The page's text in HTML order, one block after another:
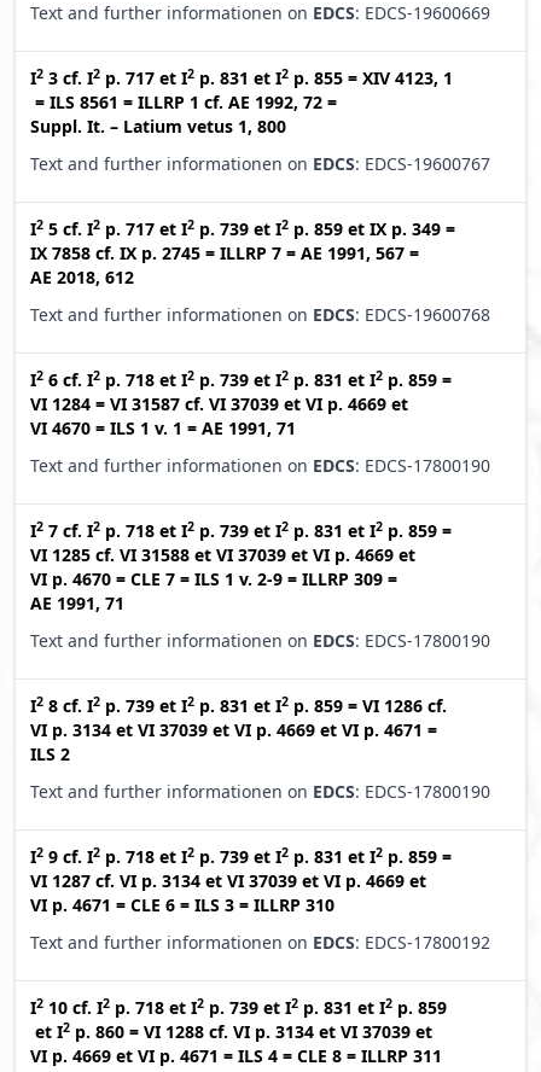
Text and further informationen on EDCS: EDCS-19600669
I2 3 cf. I2 p. 717 et I2 p. 831 et I2 p. 855 = XIV 4123, 1
= ILS 8561 = ILLRP 1 cf. AE 1992, 72 =
Suppl. It. – Latium vetus 1, 800
Text and further informationen on EDCS: EDCS-19600767
I2 5 cf. I2 p. 717 et I2 p. 739 et I2 p. 859 et IX p. 349 =
IX 7858 cf. IX p. 2745 = ILLRP 7 = AE 1991, 567 =
AE 2018, 612
Text and further informationen on EDCS: EDCS-19600768
I2 6 cf. I2 p. 718 et I2 p. 739 et I2 p. 831 et I2 p. 859 =
VI 1284 = VI 31587 cf. VI 37039 et VI p. 4669 et
VI 4670 = ILS 1 v. 1 = AE 1991, 71
Text and further informationen on EDCS: EDCS-17800190
I2 7 cf. I2 p. 718 et I2 p. 739 et I2 p. 831 et I2 p. 859 =
VI 1285 cf. VI 31588 et VI 37039 et VI p. 4669 et
VI p. 4670 = CLE 7 = ILS 1 v. 2-9 = ILLRP 309 =
AE 1991, 71
Text and further informationen on EDCS: EDCS-17800190
I2 8 cf. I2 p. 739 et I2 p. 831 et I2 p. 859 = VI 1286 cf.
VI p. 3134 et VI 37039 et VI p. 4669 et VI p. 4671 =
ILS 2
Text and further informationen on EDCS: EDCS-17800190
I2 9 cf. I2 p. 718 et I2 p. 739 et I2 p. 831 et I2 p. 859 =
VI 1287 cf. VI p. 3134 et VI 37039 et VI p. 4669 et
VI p. 4671 = CLE 6 = ILS 3 = ILLRP 310
Text and further informationen on EDCS: EDCS-17800192
I2 10 cf. I2 p. 718 et I2 p. 739 et I2 p. 831 et I2 p. 859
et I2 p. 860 = VI 1288 cf. VI p. 3134 et VI 37039 et
VI p. 4669 et VI p. 4671 = ILS 4 = CLE 8 = ILLRP 311